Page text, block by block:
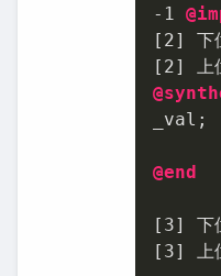
-1
[ 2] 下
[ 2
_val;
@end
[ 3] 下
[ 3] 上